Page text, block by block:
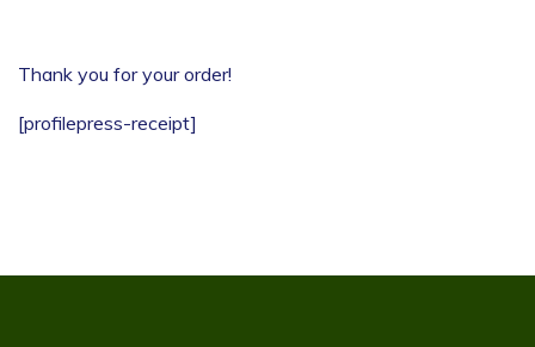
Thank you for your order!
[profilepress-receipt]